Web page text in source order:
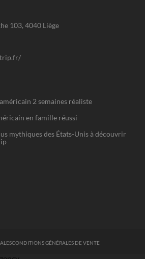
103, 4040 Liège
2 semaines réaliste
en famille réussi
mythiques des États-Unis à découvrir
CONDITIONS GÉNÉRALES DE VENTE